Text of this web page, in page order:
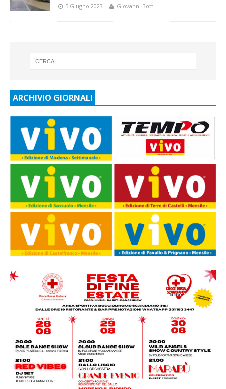
5 Giugno 2023 Giovanni Botti
ARCHIVIO GIORNALI